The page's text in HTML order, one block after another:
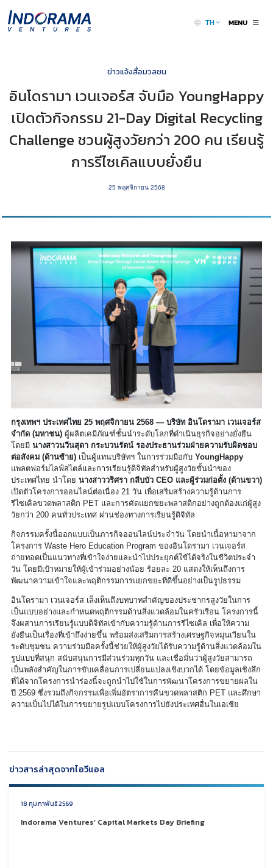
TH MENU
ข่าวแจ้งสื่อมวลชน
อินโดรามา เวนเจอร์ส จับมือ YoungHappy
เปิดตัวกิจกรรม 21-Day Digital Recycling
Challenge ชวนผู้สูงวัยกว่า 200 คน เรียนรู้
การรีไซเคิลแบบยั่งยืน
25 พฤศจิกายน 2568
กรุงเทพฯ ประเทศไทย 25 พฤศจิกายน 2568 — บริษัท อินโดรามา เวนเจอร์ส
จำกัด (มหาชน) ผู้ผลิตเคมีภัณฑ์ชั้นนำระดับโลกที่ดำเนินธุรกิจอย่างยั่งยืน
โดยมี นางสาวนวีนสุดา กระบวนรัตน์ รองประธานร่วมฝ่ายความรับผิดชอบ
ต่อสังคม (ด้านซ้าย) เป็นผู้แทนบริษัทฯ ในการร่วมมือกับ YoungHappy
แพลตฟอร์มไลฟ์สไตล์และการเรียนรู้ดิจิทัลสำหรับผู้สูงวัยชั้นนำของ
ประเทศไทย นำโดย นางสาววริศรา กลีบบัว CEO และผู้ร่วมก่อตั้ง (ด้านขวา)
เปิดตัวโครงการออนไลน์ต่อเนื่อง 21 วัน เพื่อเสริมสร้างความรู้ด้านการ
รีไซเคิลขวดพลาสติก PET และการคัดแยกขยะพลาสติกอย่างถูกต้องแก่ผู้สูง
วัยกว่า 200 คนทั่วประเทศ ผ่านช่องทางการเรียนรู้ดิจิทัล
กิจกรรมครั้งนี้ออกแบบเป็นภารกิจออนไลน์ประจำวัน โดยนำเนื้อหามาจาก
โครงการ Waste Hero Education Program ของอินโดรามา เวนเจอร์ส
ถ่ายทอดเป็นแนวทางที่เข้าใจง่ายและนำไปประยุกต์ใช้ได้จริงในชีวิตประจำ
วัน โดยมีเป้าหมายให้ผู้เข้าร่วมอย่างน้อย ร้อยละ 20 แสดงให้เห็นถึงการ
พัฒนาความเข้าใจและพฤติกรรมการแยกขยะที่ดีขึ้นอย่างเป็นรูปธรรม
อินโดรามา เวนเจอร์ส เล็งเห็นถึงบทบาทสำคัญของประชากรสูงวัยในการ
เป็นแบบอย่างและกำหนดพฤติกรรมด้านสิ่งแวดล้อมในครัวเรือน โครงการนี้
จึงผสานการเรียนรู้แบบดิจิทัลเข้ากับความรู้ด้านการรีไซเคิล เพื่อให้ความ
ยั่งยืนเป็นเรื่องที่เข้าถึงง่ายขึ้น พร้อมส่งเสริมการสร้างเศรษฐกิจหมุนเวียนใน
ระดับชุมชน ความร่วมมือครั้งนี้ช่วยให้ผู้สูงวัยได้รับความรู้ด้านสิ่งแวดล้อมใน
รูปแบบที่สนุก สนับสนุนการมีส่วนร่วมทุกวัน และเชื่อมั่นว่าผู้สูงวัยสามารถ
เป็นพลังสำคัญในการขับเคลื่อนการเปลี่ยนแปลงเชิงบวกได้ โดยข้อมูลเชิงลึก
ที่ได้จากโครงการนำร่องนี้จะถูกนำไปใช้ในการพัฒนาโครงการขยายผลใน
ปี 2569 ซึ่งรวมถึงกิจกรรมเพื่อเพิ่มอัตราการคืนขวดพลาสติก PET และศึกษา
ความเป็นไปได้ในการขยายรูปแบบโครงการไปยังประเทศอื่นในเอเชีย
ข่าวสารล่าสุดจากไอวีแอล
18 กุมภาพันธ์ 2569
Indorama Ventures’ Capital Markets Day Briefing